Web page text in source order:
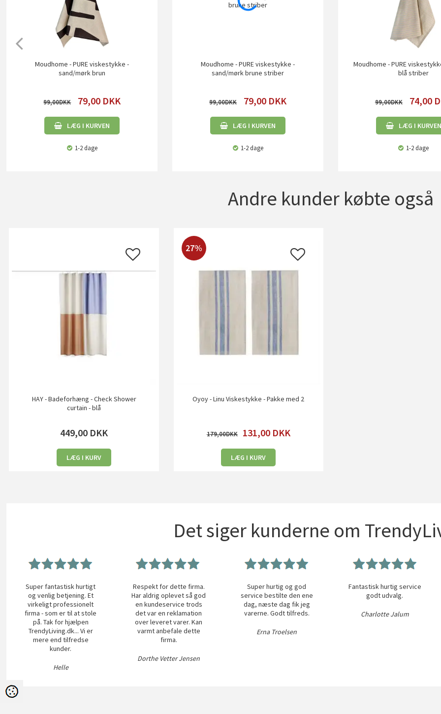
Moudhome - PURE viskestykke -
sand/mørk brun
99,00 79,00 DKK
LÆG I KURVEN
1-2 dage
Moudhome - PURE viskestykke -
sand/mørk brune striber
99,00 79,00 DKK
LÆG I KURVEN
1-2 dage
Moudhome - PURE
blå striber
99,00 74,00
LÆG I KURVEN
1-2 dage
Andre kunder købte også
HAY - Badeforhæng - Check Shower
curtain - blå
449,00 DKK
LÆG I KURV
27%
Oyoy - Linu Viskestykke - Pakke med 2
179,00 131,00 DKK
LÆG I KURV
Det siger kunderne om
Super fantastisk hurtigt
og venlig betjening. Et
virkeligt professionelt
firma - som er til at stole
på. Tak for hjælpen
TrendyLiving.dk... Vi er
mere end tilfredse
kunder.
Helle
Respekt for dette firma.
Har aldrig oplevet så god
en kundeservice trods
det var en reklamation
over leveret varer. Kan
varmt anbefale dette
firma.
Dorthe Vetter Jensen
Super hurtig og god
service bestilte den ene
dag, næste dag fik jeg
varerne. Godt tilfreds.
Erna Troelsen
Fantastisk hurtig service
godt udvalg.
Charlotte Jalum